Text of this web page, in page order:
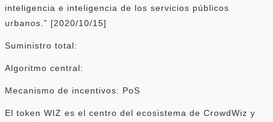
inteligencia e inteligencia de los servicios públicos
urbanos.” [2020/10/15]
Suministro total:
Algoritmo central:
Mecanismo de incentivos: PoS
El token WIZ es el centro del ecosistema de CrowdWiz y